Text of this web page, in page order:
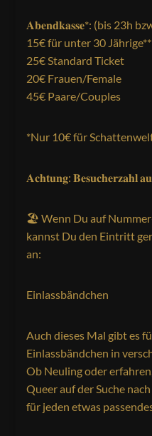
𝐀𝐛𝐞𝐧𝐝𝐤𝐚𝐬𝐬𝐞*: (bis 23h
15€ für unter 30
25€ Standard Ticket
20€ Frauen/Female
45€ Paare/Couples
*Nur 10€ für
𝐀𝐜𝐡𝐭𝐮𝐧𝐠: 𝐁𝐞𝐬𝐮𝐜𝐡𝐞𝐫𝐳𝐚𝐡𝐥
🏖️ Wenn Du auf
kannst Du den Eintritt
an:
Einlassbändchen
Auch dieses Mal gibt es
Einlassbändchen in
Ob Neuling oder
Queer auf der Suche
für jeden etwas